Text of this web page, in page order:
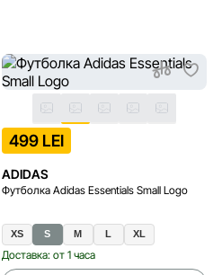
499 LEI
ADIDAS
Футболка Adidas Essentials Small Logo
XS S M L XL
Доставка: от 1 часа